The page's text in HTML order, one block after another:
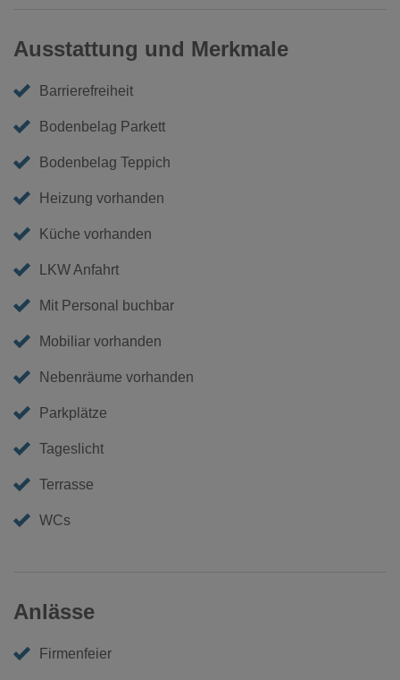
Ausstattung und Merkmale
Barrierefreiheit
Bodenbelag Parkett
Bodenbelag Teppich
Heizung vorhanden
Küche vorhanden
LKW Anfahrt
Mit Personal buchbar
Mobiliar vorhanden
Nebenräume vorhanden
Parkplätze
Tageslicht
Terrasse
WCs
Anlässe
Firmenfeier